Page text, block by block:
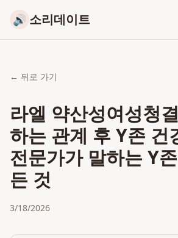
🔊 소리데이트
← 뒤로 가기
라엘 약산성여성청
하는 관계 후 Y존 건
전문가가 말하는 Y
든 것
3/18/2026